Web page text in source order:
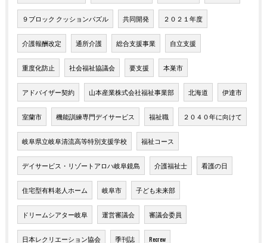
９ブロック クッションパズル 共同開発 ２０２１年度
介護報酬改定 通所介護 総合支援事業 自立支援
重度化防止 社会福祉協議会 要支援 本巣市
アドバイザー契約 山本産業株式会社福祉事業部 北海道 伊達市
室蘭市 機能訓練専門デイサービス 福祉職 ２０４０年に向けて
岐阜県立岐阜清流高等特別支援学校 福祉コース
デイサービス・リゾートアロハ岐阜鏡島 介護福祉士 看護の日
住宅型有料老人ホーム 岐阜市 子ども未来部
ドリームシアター岐阜 運営審議会 審議会委員
日本レクリエーション協会 季刊誌 Recrew